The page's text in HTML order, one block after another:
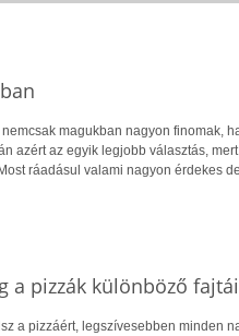
nemcsak magukban nagyon finomak,
azért az egyik legjobb választás,
ráadásul valami nagyon érdekes
a pizzák különböző
a pizzáért, legszívesebben minden